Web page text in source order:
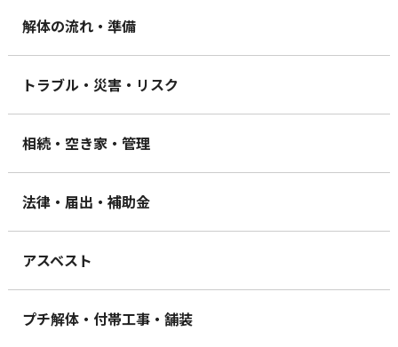
解体の流れ・準備
トラブル・災害・リスク
相続・空き家・管理
法律・届出・補助金
アスベスト
プチ解体・付帯工事・舗装